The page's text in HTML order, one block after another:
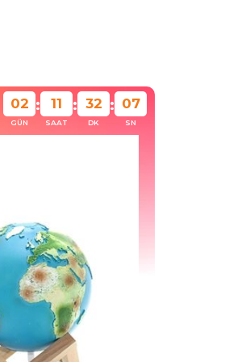
02
GÜN
: 11
SAAT
: 32
DK
: 05
SN